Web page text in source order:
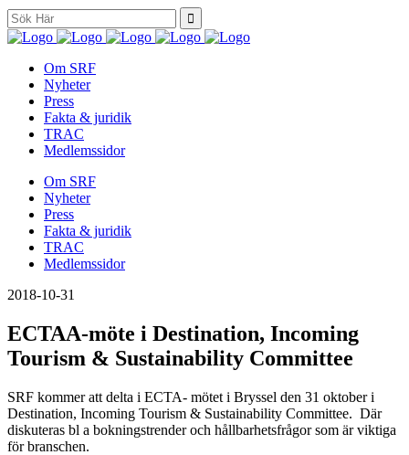
Search
for:
Om SRF
Nyheter
Press
Fakta & juridik
TRAC
Medlemssidor
Om SRF
Nyheter
Press
Fakta & juridik
TRAC
Medlemssidor
2018-10-31
ECTAA-möte i Destination, Incoming
Tourism & Sustainability Committee
SRF kommer att delta i ECTA- mötet i Bryssel den 31 oktober i
Destination, Incoming Tourism & Sustainability Committee. Där
diskuteras bl a bokningstrender och hållbarhetsfrågor som är viktiga
för branschen.